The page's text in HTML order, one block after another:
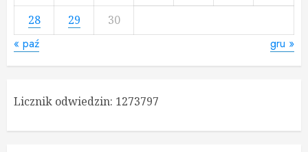
28
29 30
« paź gru »
Licznik odwiedzin: 1273797